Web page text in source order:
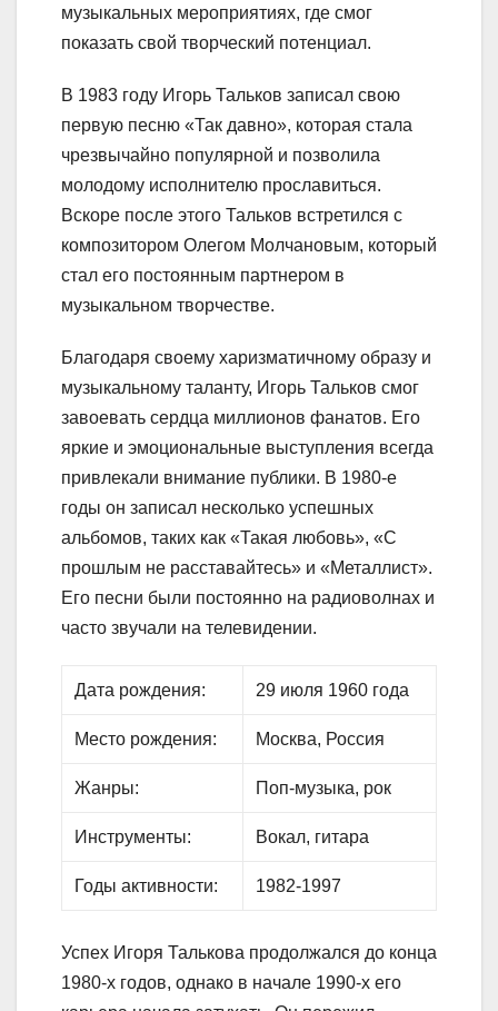
музыкальных мероприятиях, где смог
показать свой творческий потенциал.
В 1983 году Игорь Тальков записал свою
первую песню «Так давно», которая стала
чрезвычайно популярной и позволила
молодому исполнителю прославиться.
Вскоре после этого Тальков встретился с
композитором Олегом Молчановым, который
стал его постоянным партнером в
музыкальном творчестве.
Благодаря своему харизматичному образу и
музыкальному таланту, Игорь Тальков смог
завоевать сердца миллионов фанатов. Его
яркие и эмоциональные выступления всегда
привлекали внимание публики. В 1980-е
годы он записал несколько успешных
альбомов, таких как «Такая любовь», «С
прошлым не расставайтесь» и «Металлист».
Его песни были постоянно на радиоволнах и
часто звучали на телевидении.
Дата рождения: 29 июля 1960 года
Место рождения: Москва, Россия
Жанры: Поп-музыка, рок
Инструменты: Вокал, гитара
Годы активности: 1982-1997
Успех Игоря Талькова продолжался до конца
1980-х годов, однако в начале 1990-х его